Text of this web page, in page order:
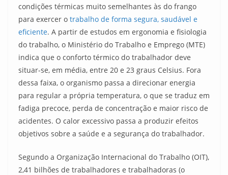
condições térmicas muito semelhantes às do frango
para exercer o trabalho de forma segura, saudável e
eficiente. A partir de estudos em ergonomia e fisiologia
do trabalho, o Ministério do Trabalho e Emprego (MTE)
indica que o conforto térmico do trabalhador deve
situar-se, em média, entre 20 e 23 graus Celsius. Fora
dessa faixa, o organismo passa a direcionar energia
para regular a própria temperatura, o que se traduz em
fadiga precoce, perda de concentração e maior risco de
acidentes. O calor excessivo passa a produzir efeitos
objetivos sobre a saúde e a segurança do trabalhador.
Segundo a Organização Internacional do Trabalho (OIT),
2,41 bilhões de trabalhadores e trabalhadoras (o